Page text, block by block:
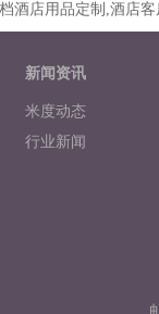
酒店用品定制,酒店
新闻资讯
米度动态
行业新闻